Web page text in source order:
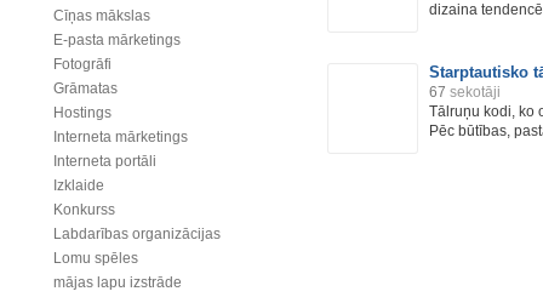
Cīņas mākslas
E-pasta mārketings
Fotogrāfi
Grāmatas
Hostings
Interneta mārketings
Interneta portāli
Izklaide
Konkurss
Labdarības organizācijas
Lomu spēles
mājas lapu izstrāde
dizaina
Starptautisko
67 sekotāji
Tālruņu kodi, ko
Pēc būtības,